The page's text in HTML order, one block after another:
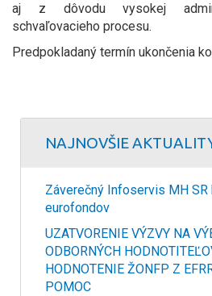
aj z dôvodu vysokej
schvaľovacieho procesu.
Predpokladaný termín ukončenia
NAJNOVŠIE
Záverečný Infoservis MH
eurofondov
UZATVORENIE VÝZVY NA
ODBORNÝCH
HODNOTENIE ŽONFP Z
POMOC